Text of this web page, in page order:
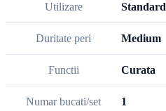
Utilizare Standard
Duritate peri Medium
Functii Curata
Numar bucati/set 1